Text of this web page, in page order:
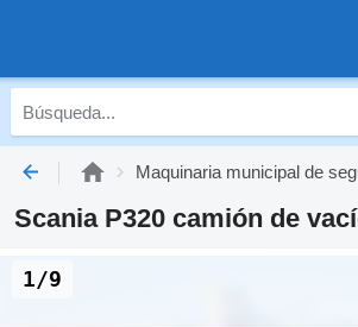
Maquinaria municipal de
Scania P320 camión de
1/9